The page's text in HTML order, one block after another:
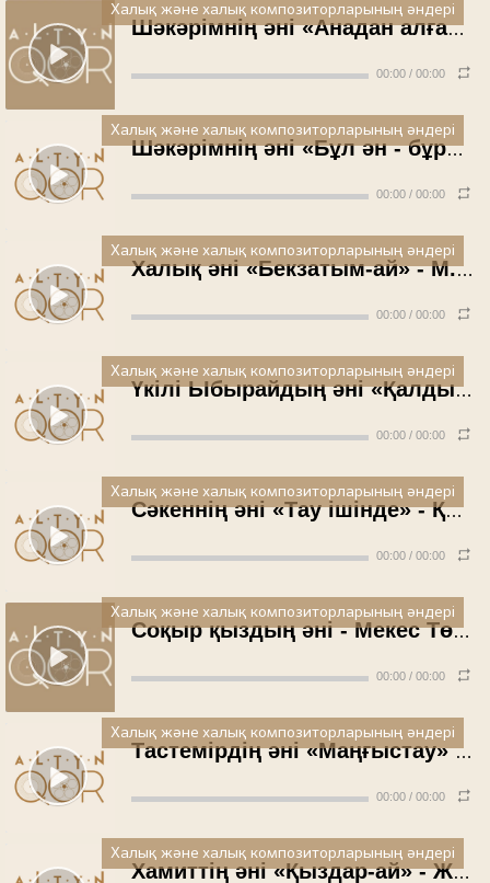
Шәкәрімнің әні «Анадан алғаш туғанда» - Келденбай Өлмесеков (1994 жыл)
00:00 / 00:00
Халық және халық композиторларының әндері
Шәкәрімнің әні «Бұл ән - бұрынғы әннен өзгерек» - Келденбай Өлмесеков (1994 жыл)
00:00 / 00:00
Халық және халық композиторларының әндері
Халық әні «Бекзатым-ай» - М.Ноғайбеков (1996 жыл)
00:00 / 00:00
Халық және халық композиторларының әндері
Үкілі Ыбырайдың әні «Қалдырған» - Қапаш Құлышева (1996 жыл)
00:00 / 00:00
Халық және халық композиторларының әндері
Сәкеннің әні «Тау ішінде» - Қапаш Құлышева (1996 жыл)
00:00 / 00:00
Халық және халық композиторларының әндері
Соқыр қыздың әні - Мекес Төрешов
00:00 / 00:00
Халық және халық композиторларының әндері
Тастемірдің әні «Маңғыстау» - Ж.Сейітов
00:00 / 00:00
Халық және халық композиторларының әндері
Хамиттің әні «Қыздар-ай» - Ж.Сейітов
Халық және халық композиторларының әндері